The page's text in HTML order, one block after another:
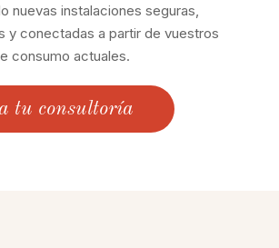
nuevas instalaciones seguras,
y conectadas a partir de vuestros
consumo actuales.
tu consultoría